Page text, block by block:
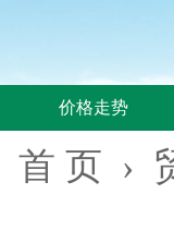
价格走势
首 页 ›